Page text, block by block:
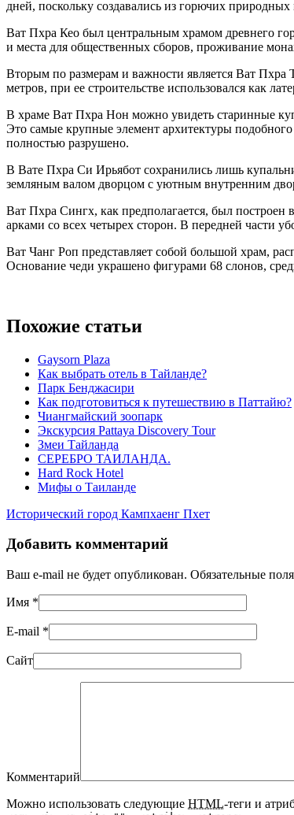
дней, поскольку создавались из горючих природных
Ват Пхра Кео был центральным храмом древнего
и места для общественных сборов, проживание
Вторым по размерам и важности является Ват Пхра
метров, при ее строительстве использовался как
В храме Ват Пхра Нон можно увидеть старинные
Это самые крупные элемент архитектуры
полностью разрушено.
В Вате Пхра Си Ирьябот сохранились лишь
земляным валом дворцом с уютным внутренним
Ват Пхра Сингх, как предполагается, был построен
арками со всех четырех сторон. В передней части
Ват Чанг Роп представляет собой большой храм,
Основание чеди украшено фигурами 68 слонов,
Похожие статьи
Gaysorn Plaza
Как выбрать отель в Тайланде?
Парк Бенджасири
Как подготовиться к путешествию в Паттайю?
Чиангмайский зоопарк
Экскурсия Pattaya Discovery Tour
Змеи Тайланда
СЕРЕБРО ТАИЛАНДА.
Hard Rock Hotel
Мифы о Таиланде
Исторический город Кампхаенг Пхет
Добавить комментарий
Ваш e-mail не будет опубликован. Обязательные
Имя *
E-mail *
Сайт
Комментарий
Можно использовать следующие HTML-теги и